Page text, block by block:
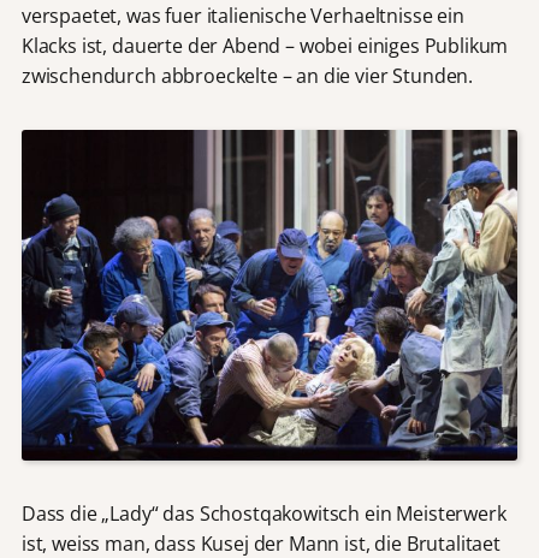
verspaetet, was fuer italienische Verhaeltnisse ein
Klacks ist, dauerte der Abend – wobei einiges Publikum
zwischendurch abbroeckelte – an die vier Stunden.
Dass die „Lady“ das Schostqakowitsch ein Meisterwerk
ist, weiss man, dass Kusej der Mann ist, die Brutalitaet